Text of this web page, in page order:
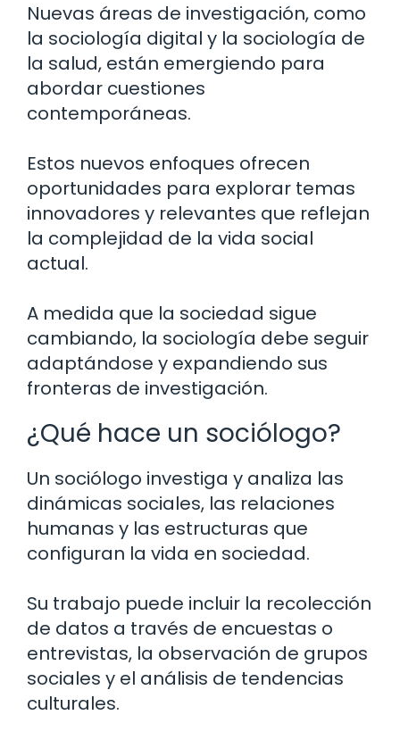
Nuevas áreas de investigación, como
la sociología digital y la sociología de
la salud, están emergiendo para
abordar cuestiones
contemporáneas.
Estos nuevos enfoques ofrecen
oportunidades para explorar temas
innovadores y relevantes que reflejan
la complejidad de la vida social
actual.
A medida que la sociedad sigue
cambiando, la sociología debe seguir
adaptándose y expandiendo sus
fronteras de investigación.
¿Qué hace un sociólogo?
Un sociólogo investiga y analiza las
dinámicas sociales, las relaciones
humanas y las estructuras que
configuran la vida en sociedad.
Su trabajo puede incluir la recolección
de datos a través de encuestas o
entrevistas, la observación de grupos
sociales y el análisis de tendencias
culturales.